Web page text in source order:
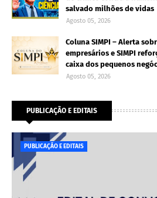
salvado milhões de vidas
Agosto 05, 2026
Coluna SIMPI – Alerta
empresários e SIMPI
caixa dos pequenos
Agosto 05, 2026
PUBLICAÇÃO E EDITAIS
PUBLICAÇÃO E EDITAIS